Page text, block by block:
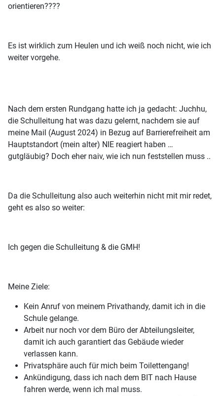
orientieren????
Es ist wirklich zum Heulen und ich weiß noch nicht, wie ich
weiter vorgehe.
Nach dem ersten Rundgang hatte ich ja gedacht: Juchhu,
die Schulleitung hat was dazu gelernt, nachdem sie auf
meine Mail (August 2024) in Bezug auf Barrierefreiheit am
Hauptstandort (mein alter) NIE reagiert haben …
gutgläubig? Doch eher naiv, wie ich nun feststellen muss ..
Da die Schulleitung also auch weiterhin nicht mit mir redet,
geht es also so weiter:
Ich gegen die Schulleitung & die GMH!
Meine Ziele:
Kein Anruf von meinem Privathandy, damit ich in die
Schule gelange.
Arbeit nur noch vor dem Büro der Abteilungsleiter,
damit ich auch garantiert das Gebäude wieder
verlassen kann.
Privatsphäre auch für mich beim Toilettengang!
Ankündigung, dass ich nach dem BIT nach Hause
fahren werde, wenn ich mal muss.